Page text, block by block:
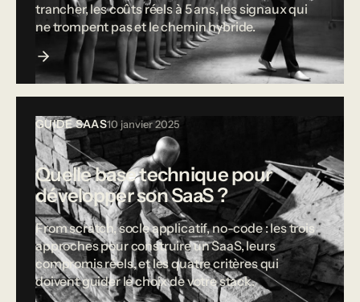
trancher, les coûts réels à 5 ans, les signaux qui
ne trompent pas et le chemin hybride.
GUIDE SAAS10 janvier 2025
Quelle base technique pour
développer son SaaS ?
From scratch, socle applicatif, no-code : les trois
approches pour construire un SaaS, leurs
compromis réels, et les quatre critères qui
doivent guider le choix de votre stack.